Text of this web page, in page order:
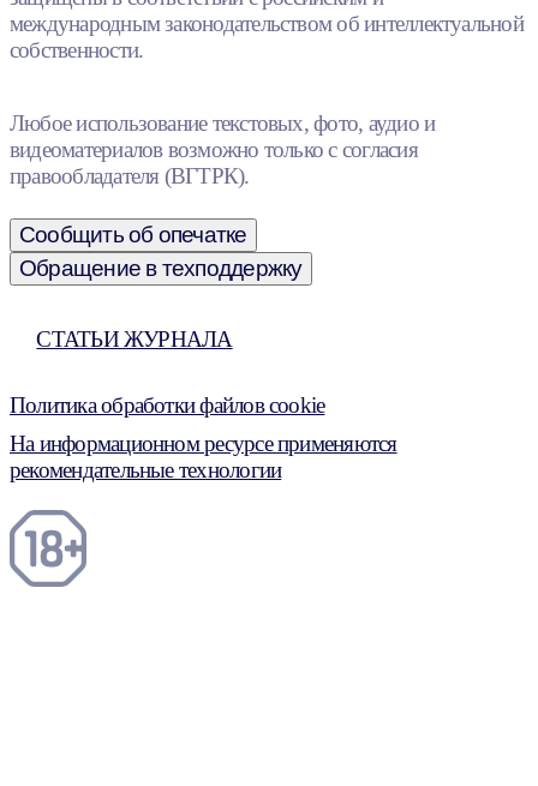
международным законодательством об интеллектуальной
собственности.
Любое использование текстовых, фото, аудио и
видеоматериалов возможно только с согласия
правообладателя (ВГТРК).
Сообщить об опечатке
Обращение в техподдержку
СТАТЬИ ЖУРНАЛА
Политика обработки файлов cookie
На информационном ресурсе применяются
рекомендательные технологии